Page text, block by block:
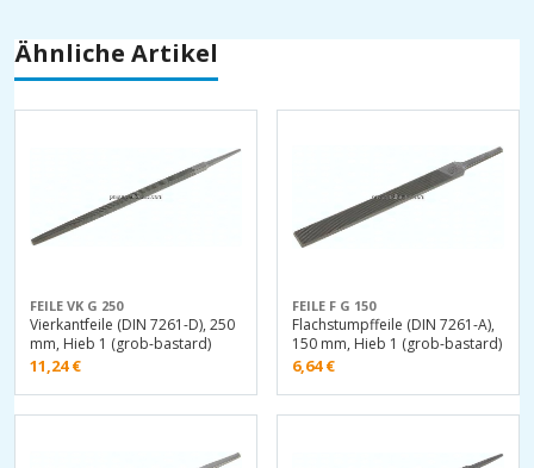
Ähnliche Artikel
FEILE VK G 250
Vierkantfeile (DIN 7261-D), 250
mm, Hieb 1 (grob-bastard)
11,24€
FEILE F G 150
Flachstumpffeile (DIN 7261-A),
150 mm, Hieb 1 (grob-bastard)
6,64€